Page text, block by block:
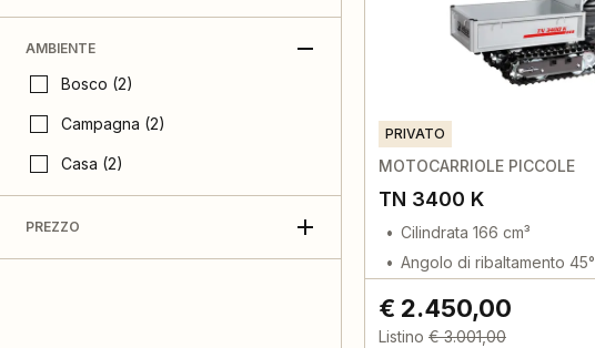
AMBIENTE
Bosco (2)
Campagna (2)
Casa (2)
PREZZO
PRIVATO
MOTOCARRIOLE PICCOLE
TN 3400 K
Cilindrata 166 cm³
Angolo di ribaltamento 45°
€ 2.450,00
Listino € 3.001,00